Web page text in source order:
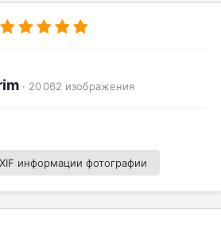
· 20 062 изображения
информации фотографии